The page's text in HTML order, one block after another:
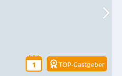
1 TOP-Gastgeber